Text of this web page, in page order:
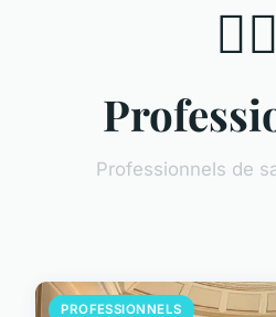
👨‍⚕️
Professionnels de
PROFESSIONNELS